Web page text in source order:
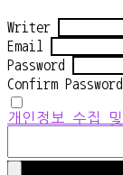
Writer
Email
Password
Confirm Password
개인정보 수집